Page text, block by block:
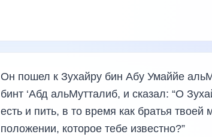
Он пошел к Зухайру бин Абу Умаййе
бинт ‘Абд альМутталиб, и сказал: “О
есть и пить, в то время как братья твоей
положении, которое тебе известно?”